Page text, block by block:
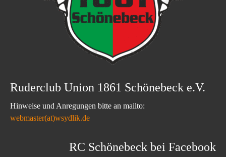
Ruderclub Union 1861 Schönebeck e.V.
Hinweise und Anregungen bitte an mailto:
webmaster(at)wsydlik.de
RC Schönebeck bei Facebook